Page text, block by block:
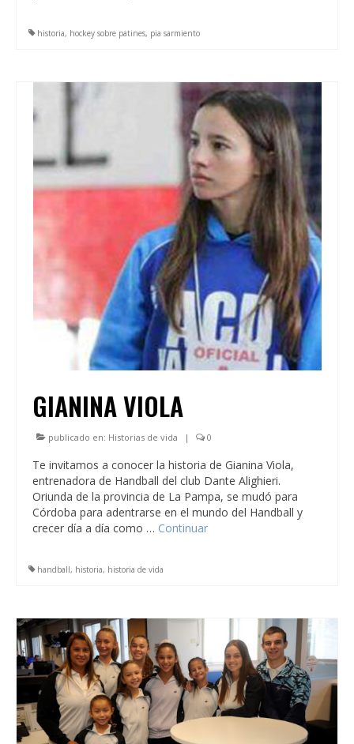
historia, hockey sobre patines, pia sarmiento
GIANINA VIOLA
publicado en: Historias de vida | 0
Te invitamos a conocer la historia de Gianina Viola,
entrenadora de Handball del club Dante Alighieri.
Oriunda de la provincia de La Pampa, se mudó para
Córdoba para adentrarse en el mundo del Handball y
crecer día a día como … Continuar
handball, historia, historia de vida